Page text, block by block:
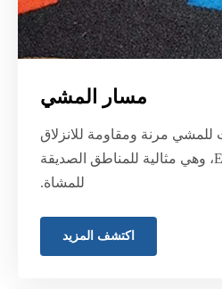
مسار المشي
مرنة ومقاومة للانزلاق
باستخدام حبيبات EPDM، وهي مثالية للمناطق الصديقة
للمشاة.
اكتشف المزيد